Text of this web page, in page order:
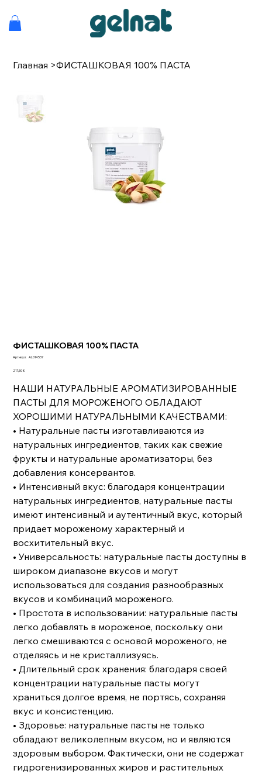
Главная >ФИСТАШКОВАЯ 100% ПАСТА
ФИСТАШКОВАЯ 100% ПАСТА
Артикул:
Артикул:
AL014537
Цена
217,50 €
НАШИ НАТУРАЛЬНЫЕ АРОМАТИЗИРОВАННЫЕ
ПАСТЫ ДЛЯ МОРОЖЕНОГО ОБЛАДАЮТ
ХОРОШИМИ НАТУРАЛЬНЫМИ КАЧЕСТВАМИ:
• Натуральные пасты изготавливаются из
натуральных ингредиентов, таких как свежие
фрукты и натуральные ароматизаторы, без
добавления консервантов.
• Интенсивный вкус: благодаря концентрации
натуральных ингредиентов, натуральные пасты
имеют интенсивный и аутентичный вкус, который
придает мороженому характерный и
восхитительный вкус.
• Универсальность: натуральные пасты доступны в
широком диапазоне вкусов и могут
использоваться для создания разнообразных
вкусов и комбинаций мороженого.
• Простота в использовании: натуральные пасты
легко добавлять в мороженое, поскольку они
легко смешиваются с основой мороженого, не
отделяясь и не кристаллизуясь.
• Длительный срок хранения: благодаря своей
концентрации натуральные пасты могут
храниться долгое время, не портясь, сохраняя
вкус и консистенцию.
• Здоровье: натуральные пасты не только
обладают великолепным вкусом, но и являются
здоровым выбором. Фактически, они не содержат
гидрогенизированных жиров и растительных